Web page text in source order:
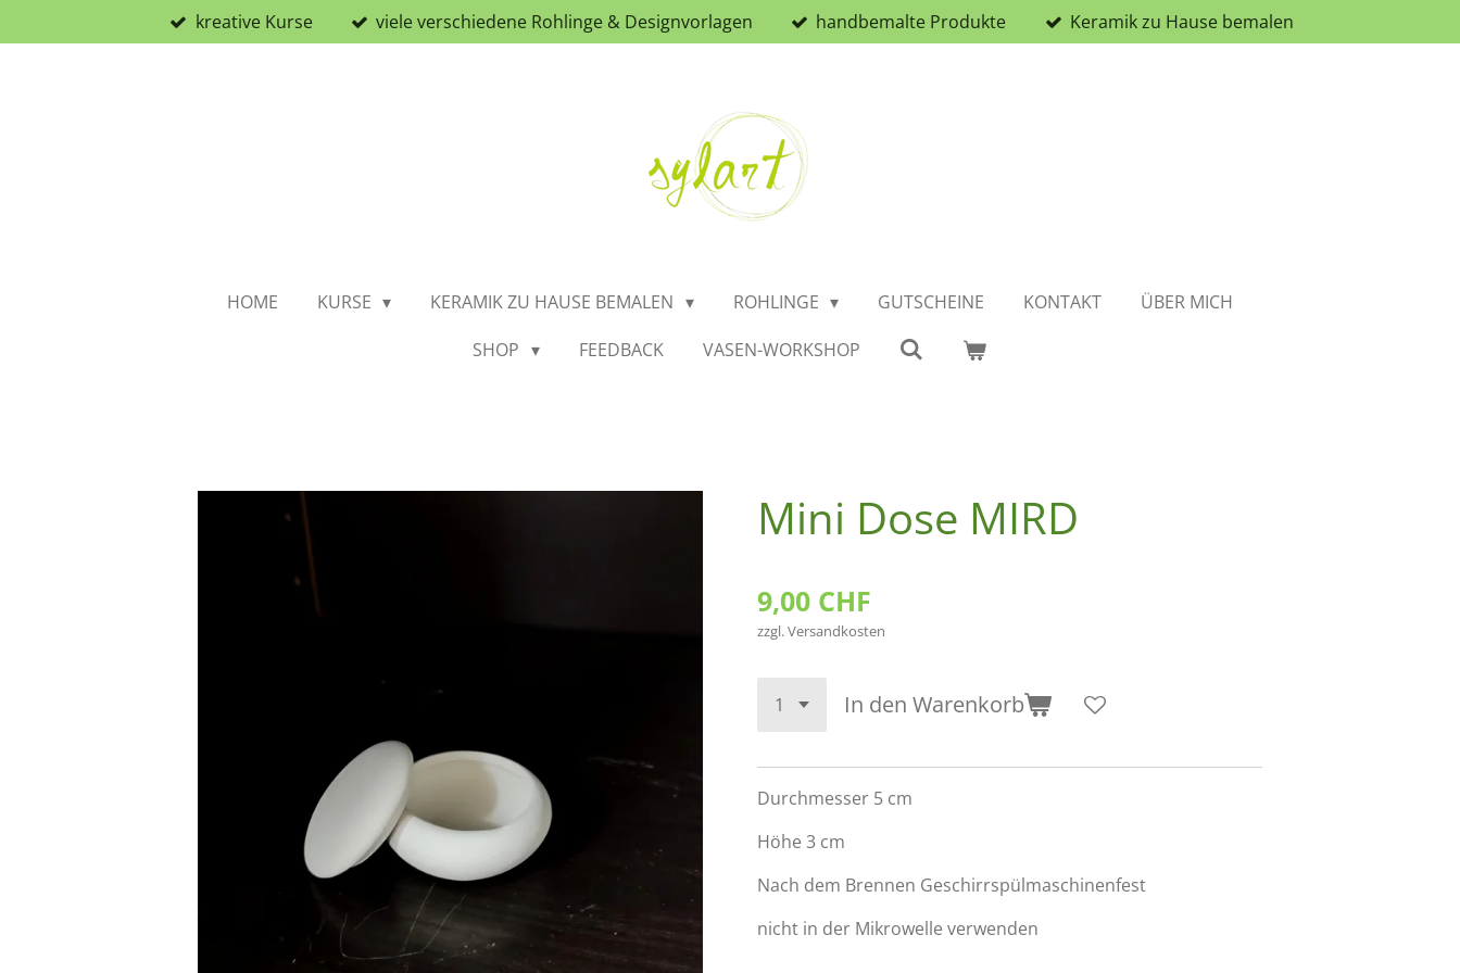
Hauptinhalt
kreative Kurse viele verschiedene Rohlinge & Designvorlagen handbemalte Produkte Keramik zu Hause bemalen
HOME KURSE KERAMIK ZU HAUSE BEMALEN ROHLINGE GUTSCHEINE KONTAKT
ÜBER MICH
SHOP
FEEDBACK VASEN-WORKSHOP
Mini Dose MIRD
9,00 CHF
zzgl. Versandkosten
In den Warenkorb
Durchmesser 5 cm
Höhe 3 cm
Nach dem Brennen Geschirrspülmaschinenfest
nicht in der Mikrowelle verwenden